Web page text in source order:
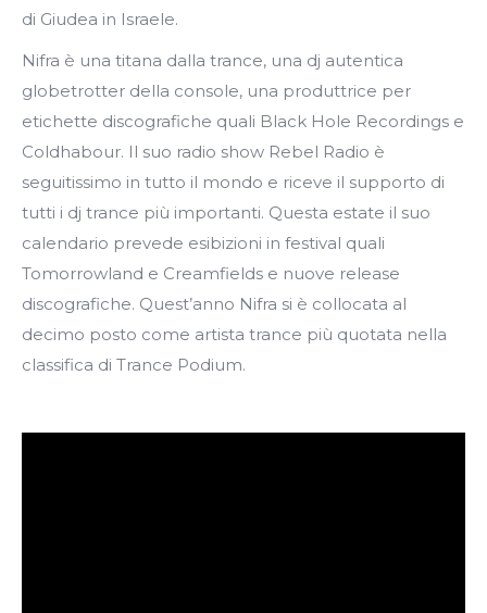
di Giudea in Israele.
Nifra è una titana dalla trance, una dj autentica
globetrotter della console, una produttrice per
etichette discografiche quali Black Hole Recordings e
Coldhabour. Il suo radio show Rebel Radio è
seguitissimo in tutto il mondo e riceve il supporto di
tutti i dj trance più importanti. Questa estate il suo
calendario prevede esibizioni in festival quali
Tomorrowland e Creamfields e nuove release
discografiche. Quest’anno Nifra si è collocata al
decimo posto come artista trance più quotata nella
classifica di Trance Podium.